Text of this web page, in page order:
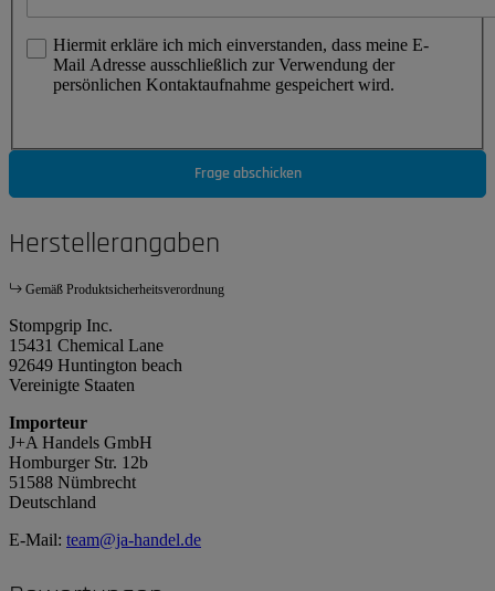
Hiermit erkläre ich mich einverstanden, dass meine E-
Mail Adresse ausschließlich zur Verwendung der
persönlichen Kontaktaufnahme gespeichert wird.
Frage abschicken
Herstellerangaben
Gemäß Produktsicherheitsverordnung
Stompgrip Inc.
15431 Chemical Lane
92649 Huntington beach
Vereinigte Staaten
Importeur
J+A Handels GmbH
Homburger Str. 12b
51588 Nümbrecht
Deutschland
E-Mail: team@ja-handel.de